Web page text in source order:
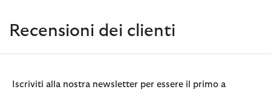
Recensioni dei clienti
Iscriviti alla nostra newsletter per essere il primo a